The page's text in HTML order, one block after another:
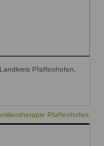
Pfaffenhofen,
Pfaffenhofen